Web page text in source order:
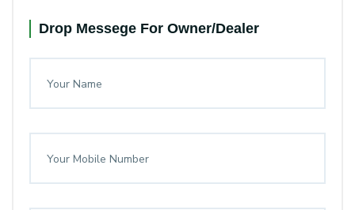
Drop Messege For Owner/Dealer